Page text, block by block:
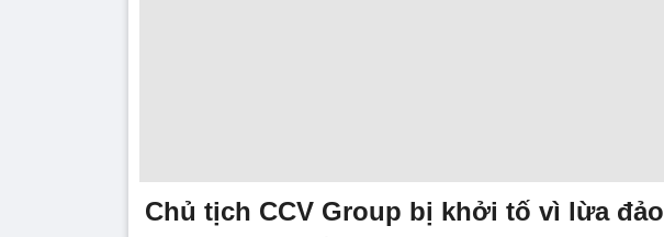
Chủ tịch CCV Group bị khởi tố vì lừa đảo